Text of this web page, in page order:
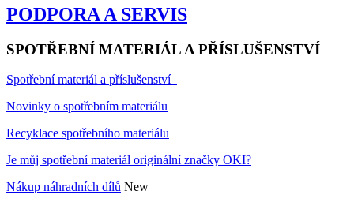
PODPORA A SERVIS
SPOTŘEBNÍ MATERIÁL A PŘÍSLUŠENSTVÍ
Spotřební materiál a příslušenství
Novinky o spotřebním materiálu
Recyklace spotřebního materiálu
Je můj spotřební materiál originální značky OKI?
Nákup náhradních dílů New